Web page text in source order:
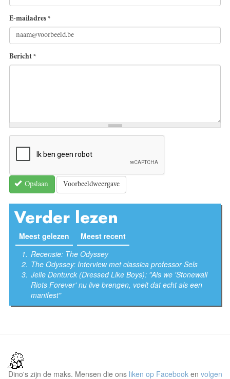
E-mailadres *
Bericht *
Opslaan Voorbeeldweergave
Verder lezen
Meest gelezen (actieve tabblad)
Meest recent
Recensie: The Odyssey
The Odyssey: Interview met classica professor Sels
Jelle Denturck (Dressed Like Boys): "Als we 'Stonewall
Riots Forever' nu live brengen, voelt dat echt als een
manifest"
Dino's zijn de maks. Mensen die ons liken op Facebook en volgen